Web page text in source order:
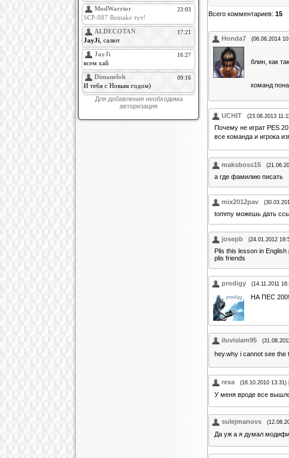
Для добавления необходима
авторизация
Всего комментариев: 15
Honda7
(06.06.2014
блин, как
команд
UCHIT (23.08.2013
Почему не играт PES
вcе команда и игрока
maksboss15
а где фамилию писать
mix2012pav
tommy можешь дать
josepb (24.01.2012
Plis this lesson in English
plis friends
prodigy (14.11.2011
НА ПЕС
iluvislam95
hey.why i cannot see the
rexa (16.10.2010 13:31)
У меня вроде все
sulejmanovs
Да уж а я думал